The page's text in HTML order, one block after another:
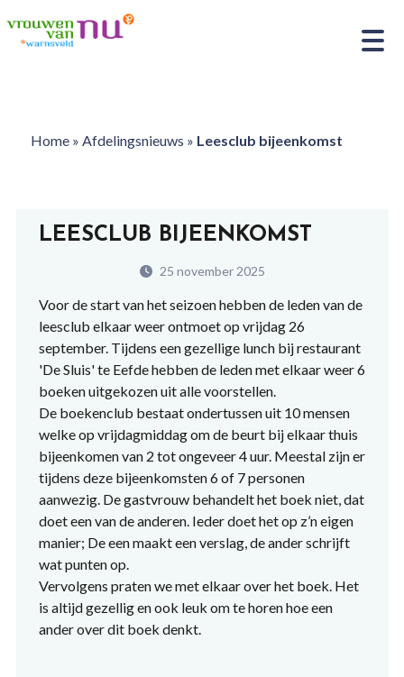
Home» Afdelingsnieuws » Leesclub bijeenkomst
LEESCLUB BIJEENKOMST
25 november 2025
Voor de start van het seizoen hebben de leden van de
leesclub elkaar weer ontmoet op vrijdag 26
september. Tijdens een gezellige lunch bij restaurant
'De Sluis' te Eefde hebben de leden met elkaar weer 6
boeken uitgekozen uit alle voorstellen.
De boekenclub bestaat ondertussen uit 10 mensen
welke op vrijdagmiddag om de beurt bij elkaar thuis
bijeenkomen van 2 tot ongeveer 4 uur. Meestal zijn er
tijdens deze bijeenkomsten 6 of 7 personen
aanwezig. De gastvrouw behandelt het boek niet, dat
doet een van de anderen. Ieder doet het op z’n eigen
manier; De een maakt een verslag, de ander schrijft
wat punten op.
Vervolgens praten we met elkaar over het boek. Het
is altijd gezellig en ook leuk om te horen hoe een
ander over dit boek denkt.